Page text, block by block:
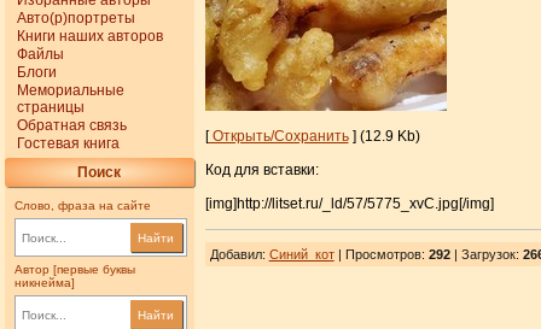
Авто(р)портреты
Книги наших авторов
Файлы
Блоги
Мемориальные
страницы
Обратная связь
Гостевая книга
Поиск
Слово, фраза на сайте
Найти
Автор [первые буквы
никнейма]
Найти
[Открыть/Сохранить] (12.9 Kb)
Код для вставки:
[img]http://litset.ru/_ld/57/5775_xvC.jpg[/img]
Добавил: Синий_кот| Просмотров: 292| Загрузок: